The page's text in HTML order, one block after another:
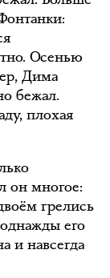
Осенью
Дима
бежал.
плохая
он многое:
грелись
его
и навсегда